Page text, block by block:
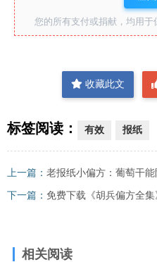
您的所有支付或捐献，均用于
收藏此文
标签阅读： 有效 报纸
上一篇： 老报纸小偏方：葡萄干
下一篇： 免费下载《胡兵偏方全
相关阅读